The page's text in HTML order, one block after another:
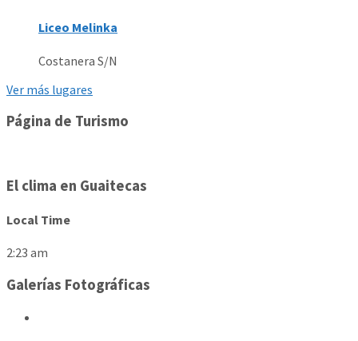
Liceo Melinka
Costanera S/N
Ver más lugares
Página de Turismo
El clima en Guaitecas
Local Time
2:23 am
Galerías Fotográficas